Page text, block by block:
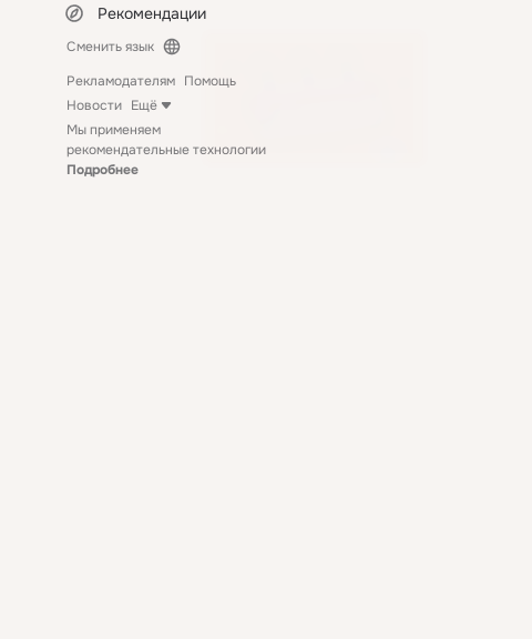
Рекомендации
Сменить язык
Рекламодателям Помощь
Новости Ещё
Мы применяем
рекомендательные технологии
Подробнее